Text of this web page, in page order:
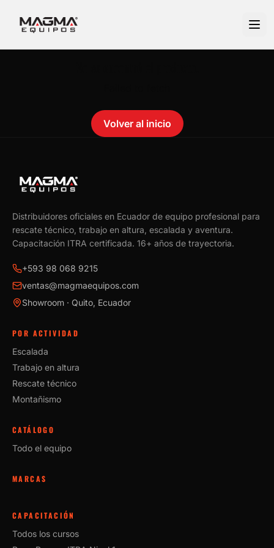
Volver al inicio
Distribuidores oficiales en Ecuador de equipo profesional para
rescate técnico, trabajo en altura, escalada y aventura.
Capacitación ITRA certificada. 16+ años de trayectoria.
+593 98 068 9215
ventas@magmaequipos.com
Showroom · Quito, Ecuador
POR ACTIVIDAD
Escalada
Trabajo en altura
Rescate técnico
Montañismo
CATÁLOGO
Todo el equipo
MARCAS
CAPACITACIÓN
Todos los cursos